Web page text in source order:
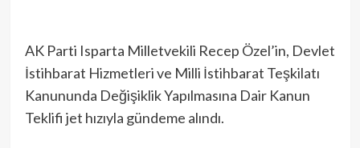
AK Parti Isparta Milletvekili Recep Özel’in, Devlet
İstihbarat Hizmetleri ve Milli İstihbarat Teşkilatı
Kanununda Değişiklik Yapılmasına Dair Kanun
Teklifi jet hızıyla gündeme alındı.